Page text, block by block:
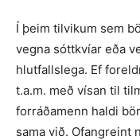
Í þeim tilvikum sem
vegna sóttkvíar eða
hlutfallslega. Ef
t.a.m. með vísan til
forráðamenn haldi
sama við. Ofangreint